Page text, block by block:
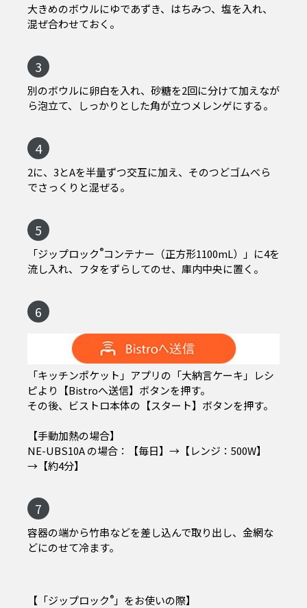
大きめのボウルにゆであずき、はちみつ、塩を入れ、
混ぜ合わせておく。
3
別のボウルに卵白を入れ、砂糖を2回に分けて加えなが
ら泡立て、しっかりとした角が立つメレンゲにする。
4
2に、3とAを半量ずつ交互に加え、そのつどゴムべら
でさっくりと混ぜる。
5
「ジップロック®コンテナー（正方形1100mL）」に4を
流し入れ、フタをずらしてのせ、庫内中央に置く。
6
「キッチンポケット」アプリの「大納言ケーキ」レシ
ピより【Bistroへ送信】ボタンを押す。
その後、ビストロ本体の【スタート】ボタンを押す。
【手動加熱の場合】
NE-UBS10A の場合：【毎日】→【レンジ：500W】
→【約4分】
7
容器の端から竹串などを差し込んで取り出し、金網な
どにのせて冷ます。
【「ジップロック® 」をお使いの際】